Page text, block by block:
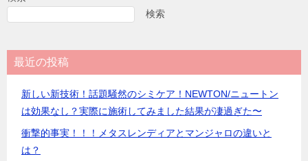
検索
最近の投稿
新しい新技術！話題騒然のシミケア！NEWTON/ニュートン
は効果なし？実際に施術してみました結果が凄過ぎた〜
衝撃的事実！！！メタスレンディアとマンジャロの違いと
は？